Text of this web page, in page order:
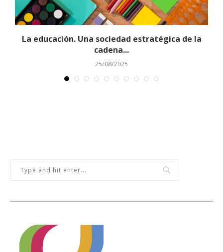
La educación. Una sociedad estratégica de la
cadena...
25/08/2025